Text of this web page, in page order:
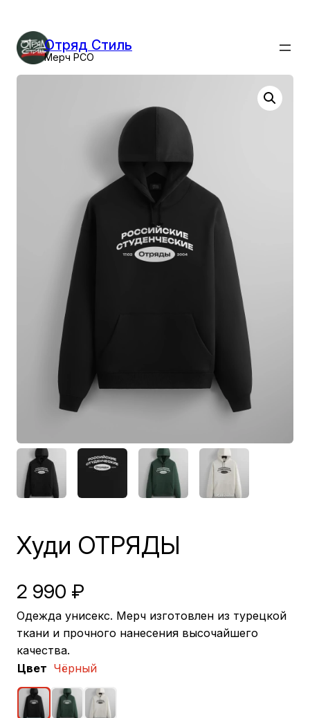
содержимому
Отряд Стиль
Мерч РСО
Худи ОТРЯДЫ
2 990 ₽
Одежда унисекс. Мерч изготовлен из турецкой
ткани и прочного нанесения высочайшего
качества.
Цвет Чёрный